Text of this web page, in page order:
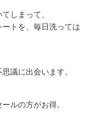
しまって、
トを、毎日洗っては
議に出会います。
ルの方がお得。